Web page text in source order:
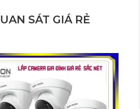
SÁT GIÁ RẺ